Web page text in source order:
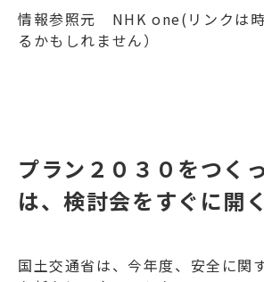
情報参照元 NHK one(リンクは
るかもしれません）
プラン２０３０をつく
は、検討会をすぐに開
国土交通省は、今年度、安全に関